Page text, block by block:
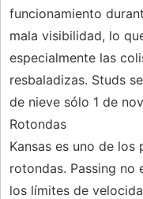
funcionamiento
mala visibilidad, lo
especialmente las
resbaladizas. Studs
de nieve sólo 1 de
Rotondas
Kansas es uno de
rotondas. Passing no
los límites de